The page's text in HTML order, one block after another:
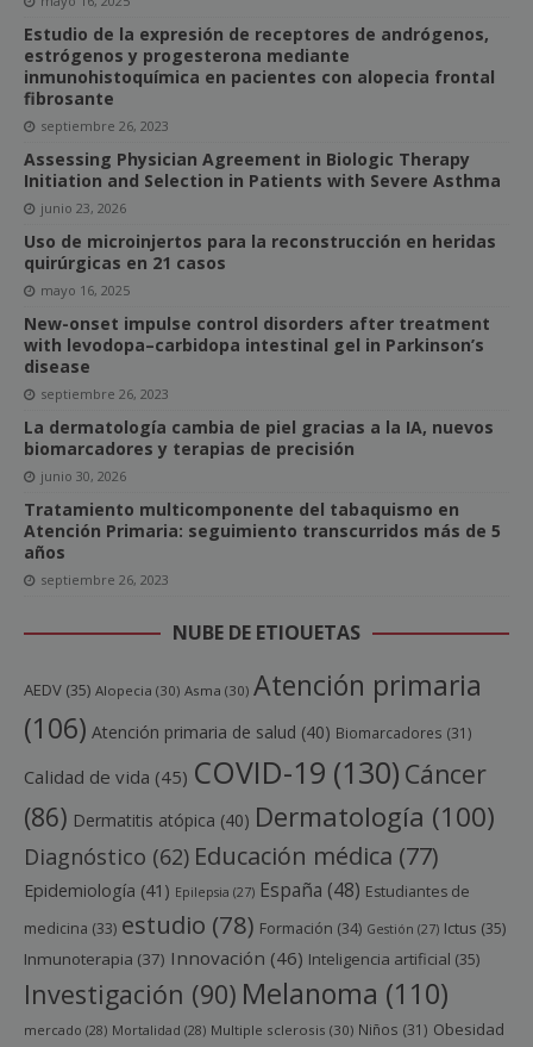
Estudio de la expresión de receptores de andrógenos,
estrógenos y progesterona mediante
inmunohistoquímica en pacientes con alopecia frontal
fibrosante
septiembre 26, 2023
Assessing Physician Agreement in Biologic Therapy
Initiation and Selection in Patients with Severe Asthma
junio 23, 2026
Uso de microinjertos para la reconstrucción en heridas
quirúrgicas en 21 casos
mayo 16, 2025
New-onset impulse control disorders after treatment
with levodopa–carbidopa intestinal gel in Parkinson’s
disease
septiembre 26, 2023
La dermatología cambia de piel gracias a la IA, nuevos
biomarcadores y terapias de precisión
junio 30, 2026
Tratamiento multicomponente del tabaquismo en
Atención Primaria: seguimiento transcurridos más de 5
años
septiembre 26, 2023
NUBE DE ETIQUETAS
AEDV (35) Alopecia (30) Asma (30) Atención primaria
(106) Atención primaria de salud (40) Biomarcadores (31)
Calidad de vida (45) COVID-19 (130) Cáncer
(86) Dermatitis atópica (40) Dermatología (100)
Diagnóstico (62) Educación médica (77)
Epidemiología (41) Epilepsia (27) España (48) Estudiantes de
medicina (33) estudio (78) Formación (34) Gestión (27) Ictus (35)
Inmunoterapia (37) Innovación (46) Inteligencia artificial (35)
Investigación (90) Melanoma (110)
mercado (28) Mortalidad (28) Multiple sclerosis (30) Niños (31) Obesidad